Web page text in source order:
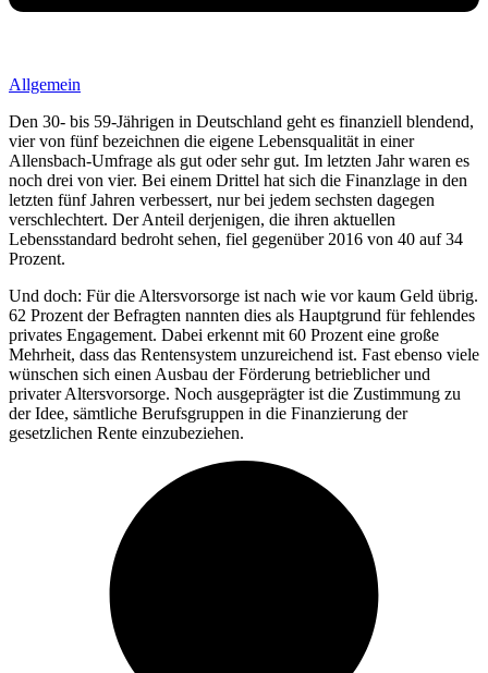
Allgemein
Den 30- bis 59-Jährigen in Deutschland geht es finanziell blendend,
vier von fünf bezeichnen die eigene Lebensqualität in einer
Allensbach-Umfrage als gut oder sehr gut. Im letzten Jahr waren es
noch drei von vier. Bei einem Drittel hat sich die Finanzlage in den
letzten fünf Jahren verbessert, nur bei jedem sechsten dagegen
verschlechtert. Der Anteil derjenigen, die ihren aktuellen
Lebensstandard bedroht sehen, fiel gegenüber 2016 von 40 auf 34
Prozent.
Und doch: Für die Altersvorsorge ist nach wie vor kaum Geld übrig.
62 Prozent der Befragten nannten dies als Hauptgrund für fehlendes
privates Engagement. Dabei erkennt mit 60 Prozent eine große
Mehrheit, dass das Rentensystem unzureichend ist. Fast ebenso viele
wünschen sich einen Ausbau der Förderung betrieblicher und
privater Altersvorsorge. Noch ausgeprägter ist die Zustimmung zu
der Idee, sämtliche Berufsgruppen in die Finanzierung der
gesetzlichen Rente einzubeziehen.